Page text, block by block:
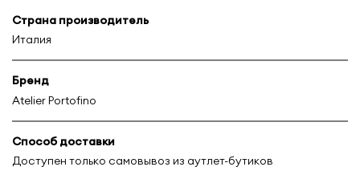
Страна производитель
Италия
Бренд
Atelier Portofino
Способ доставки
Доступен только самовывоз из аутлет-бутиков